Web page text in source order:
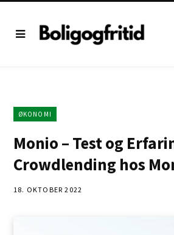
ØKONOMI
Monio – Test og
Crowdlending hos
18. OKTOBER 2022